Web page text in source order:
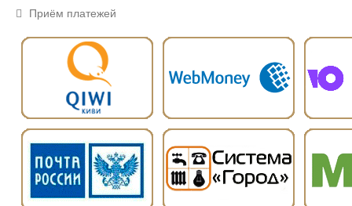
Приём платежей